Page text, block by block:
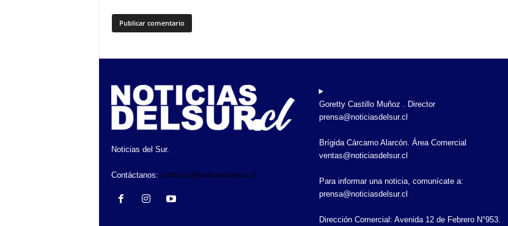
Noticias del Sur.
Contáctanos: contacto@noticiasdelsur.cl
Goretty Castillo Muñoz . Director
prensa@noticiasdelsur.cl
Brígida Cárcamo Alarcón. Área Comercial
ventas@noticiasdelsur.cl
Para informar una noticia, comunícate a:
prensa@noticiasdelsur.cl
Dirección Comercial: Avenida 12 de Febrero N°953.